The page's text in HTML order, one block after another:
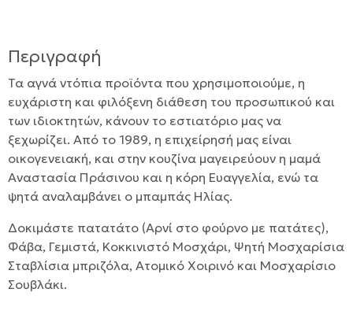
Περιγραφή
Τα αγνά ντόπια προϊόντα που χρησιμοποιούμε, η
ευχάριστη και φιλόξενη διάθεση του προσωπικού και
των ιδιοκτητών, κάνουν το εστιατόριο μας να
ξεχωρίζει. Από το 1989, η επιχείρησή μας είναι
οικογενειακή, και στην κουζίνα μαγειρεύουν η μαμά
Αναστασία Πράσινου και η κόρη Ευαγγελία, ενώ τα
ψητά αναλαμβάνει ο μπαμπάς Ηλίας.
Δοκιμάστε πατατάτο (Αρνί στο φούρνο με πατάτες),
Φάβα, Γεμιστά, Κοκκινιστό Μοσχάρι, Ψητή Μοσχαρίσια
Σταβλίσια μπριζόλα, Ατομικό Χοιρινό και Μοσχαρίσιο
Σουβλάκι.